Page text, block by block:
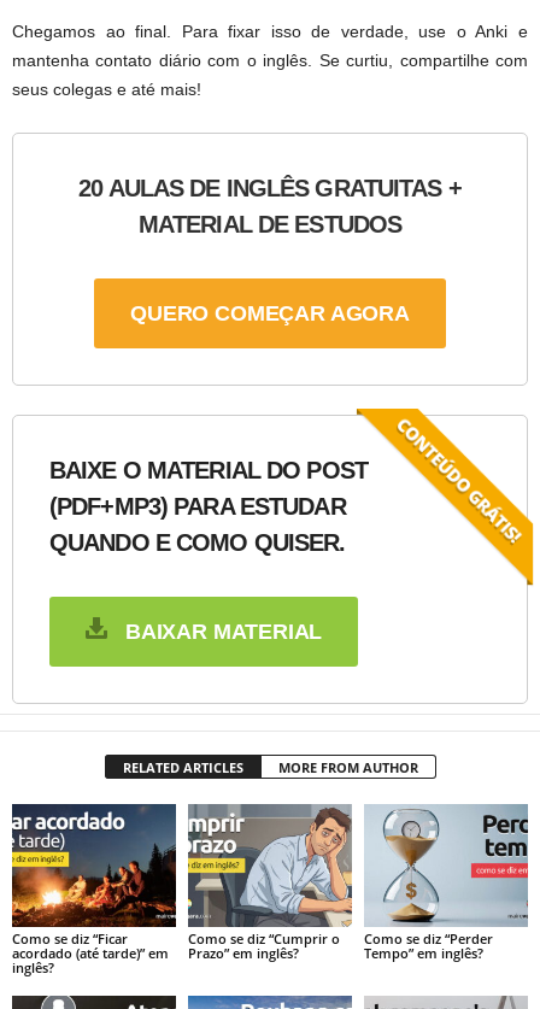
Chegamos ao final. Para fixar isso de verdade, use o Anki e
mantenha contato diário com o inglês. Se curtiu, compartilhe com
seus colegas e até mais!
20 AULAS DE INGLÊS GRATUITAS +
MATERIAL DE ESTUDOS
QUERO COMEÇAR AGORA
BAIXE O MATERIAL DO POST
(PDF+MP3) PARA ESTUDAR
QUANDO E COMO QUISER.
BAIXAR MATERIAL
RELATED ARTICLES MORE FROM AUTHOR
Como se diz “Ficar
acordado (até tarde)” em
inglês?
Como se diz “Cumprir o
Prazo” em inglês?
Como se diz “Perder
Tempo” em inglês?